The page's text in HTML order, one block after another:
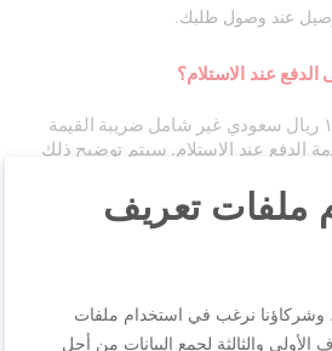
عند وصول طلبك.
عند الاستلام؟
نعم، هناك رسوم صغيرة (١٥ ريال سعودي غير شامل ضريبة القيمة
الدفع عند الاستلام. سيتم توضيح ذلك
تفاصيل الشحن؟
الشحن بعد تقديم الطلب. ومع ذلك،
ملفات تعريف
وشركاؤنا نرغب في استخدام ملفات
والثالثة لجمع البيانات من أجل